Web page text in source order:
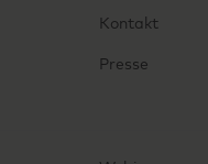
Kontakt
Presse